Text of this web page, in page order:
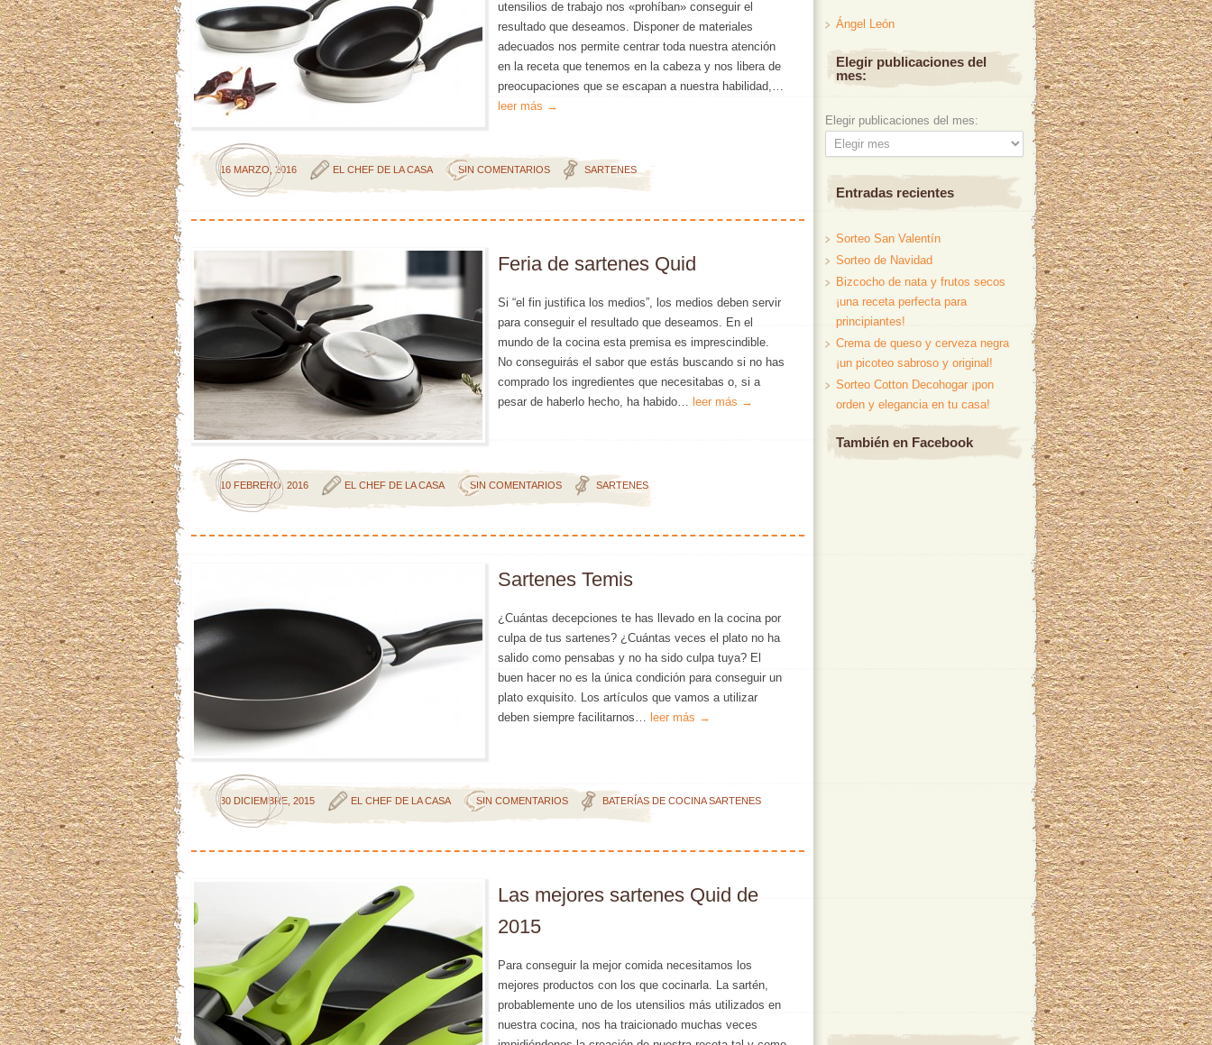
utensilios de trabajo nos «prohíban» conseguir el
resultado que deseamos. Disponer de materiales
adecuados nos permite centrar toda nuestra atención
en la receta que tenemos en la cabeza y nos libera de
preocupaciones que se escapan a nuestra habilidad,…
leer más →
16 MARZO, 2016 EL CHEF DE LA CASA SIN COMENTARIOS SARTENES
Feria de sartenes Quid
Si “el fin justifica los medios”, los medios deben servir
para conseguir el resultado que deseamos. En el
mundo de la cocina esta premisa es imprescindible.
No conseguirás el sabor que estás buscando si no has
comprado los ingredientes que necesitabas o, si a
pesar de haberlo hecho, ha habido… leer más →
10 FEBRERO, 2016 EL CHEF DE LA CASA SIN COMENTARIOS SARTENES
Sartenes Temis
¿Cuántas decepciones te has llevado en la cocina por
culpa de tus sartenes? ¿Cuántas veces el plato no ha
salido como pensabas y no ha sido culpa tuya? El
buen hacer no es la única condición para conseguir un
plato exquisito. Los artículos que vamos a utilizar
deben siempre facilitarnos… leer más →
30 DICIEMBRE, 2015 EL CHEF DE LA CASA SIN COMENTARIOS BATERÍAS DE COCINA SARTENES
Las mejores sartenes Quid de
2015
Para conseguir la mejor comida necesitamos los
mejores productos con los que cocinarla. La sartén,
probablemente uno de los utensilios más utilizados en
nuestra cocina, nos ha traicionado muchas veces
Ángel León
Elegir publicaciones del
mes:
Elegir publicaciones del mes:
Entradas recientes
Sorteo San Valentín
Sorteo de Navidad
Bizcocho de nata y frutos secos
¡una receta perfecta para
principiantes!
Crema de queso y cerveza negra
¡un picoteo sabroso y original!
Sorteo Cotton Decohogar ¡pon
orden y elegancia en tu casa!
También en Facebook